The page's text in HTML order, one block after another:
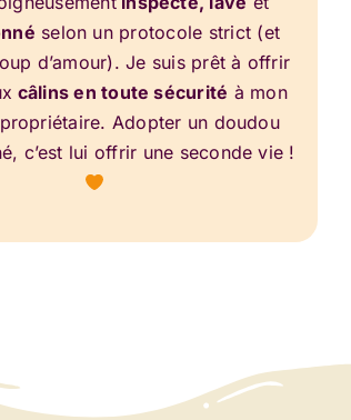
selon un protocole strict (et
d’amour). Je suis prêt à offrir
câlins en toute sécurité à mon
Adopter un doudou
c’est lui offrir une seconde vie !